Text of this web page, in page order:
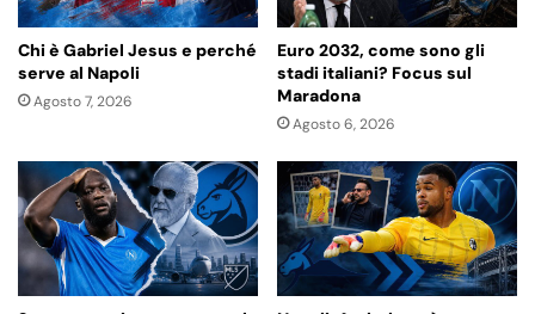
Chi è Gabriel Jesus e perché
serve al Napoli
Agosto 7, 2026
Euro 2032, come sono gli
stadi italiani? Focus sul
Maradona
Agosto 6, 2026